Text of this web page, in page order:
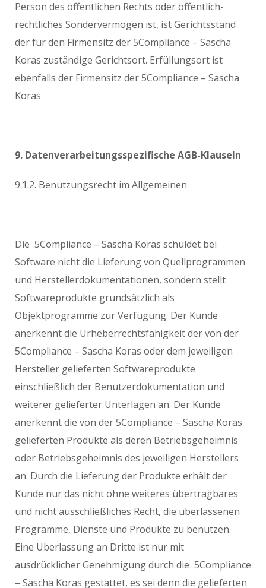
Person des öffentlichen Rechts oder öffentlich-
rechtliches Sondervermögen ist, ist Gerichtsstand
der für den Firmensitz der 5Compliance – Sascha
Koras zuständige Gerichtsort. Erfüllungsort ist
ebenfalls der Firmensitz der 5Compliance – Sascha
Koras
9. Datenverarbeitungsspezifische AGB-Klauseln
9.1.2. Benutzungsrecht im Allgemeinen
Die 5Compliance – Sascha Koras schuldet bei
Software nicht die Lieferung von Quellprogrammen
und Herstellerdokumentationen, sondern stellt
Softwareprodukte grundsätzlich als
Objektprogramme zur Verfügung. Der Kunde
anerkennt die Urheberrechtsfähigkeit der von der
5Compliance – Sascha Koras oder dem jeweiligen
Hersteller gelieferten Softwareprodukte
einschließlich der Benutzerdokumentation und
weiterer gelieferter Unterlagen an. Der Kunde
anerkennt die von der 5Compliance – Sascha Koras
gelieferten Produkte als deren Betriebsgeheimnis
oder Betriebsgeheimnis des jeweiligen Herstellers
an. Durch die Lieferung der Produkte erhält der
Kunde nur das nicht ohne weiteres übertragbares
und nicht ausschließliches Recht, die überlassenen
Programme, Dienste und Produkte zu benutzen.
Eine Überlassung an Dritte ist nur mit
ausdrücklicher Genehmigung durch die 5Compliance
– Sascha Koras gestattet, es sei denn die gelieferten